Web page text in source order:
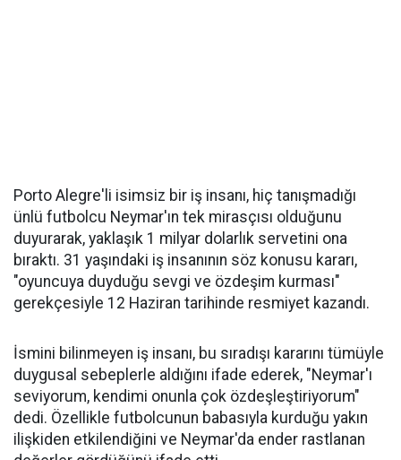
Porto Alegre'li isimsiz bir iş insanı, hiç tanışmadığı
ünlü futbolcu Neymar'ın tek mirasçısı olduğunu
duyurarak, yaklaşık 1 milyar dolarlık servetini ona
bıraktı. 31 yaşındaki iş insanının söz konusu kararı,
"oyuncuya duyduğu sevgi ve özdeşim kurması"
gerekçesiyle 12 Haziran tarihinde resmiyet kazandı.
İsmini bilinmeyen iş insanı, bu sıradışı kararını tümüyle
duygusal sebeplerle aldığını ifade ederek, "Neymar'ı
seviyorum, kendimi onunla çok özdeşleştiriyorum"
dedi. Özellikle futbolcunun babasıyla kurduğu yakın
ilişkiden etkilendiğini ve Neymar'da ender rastlanan